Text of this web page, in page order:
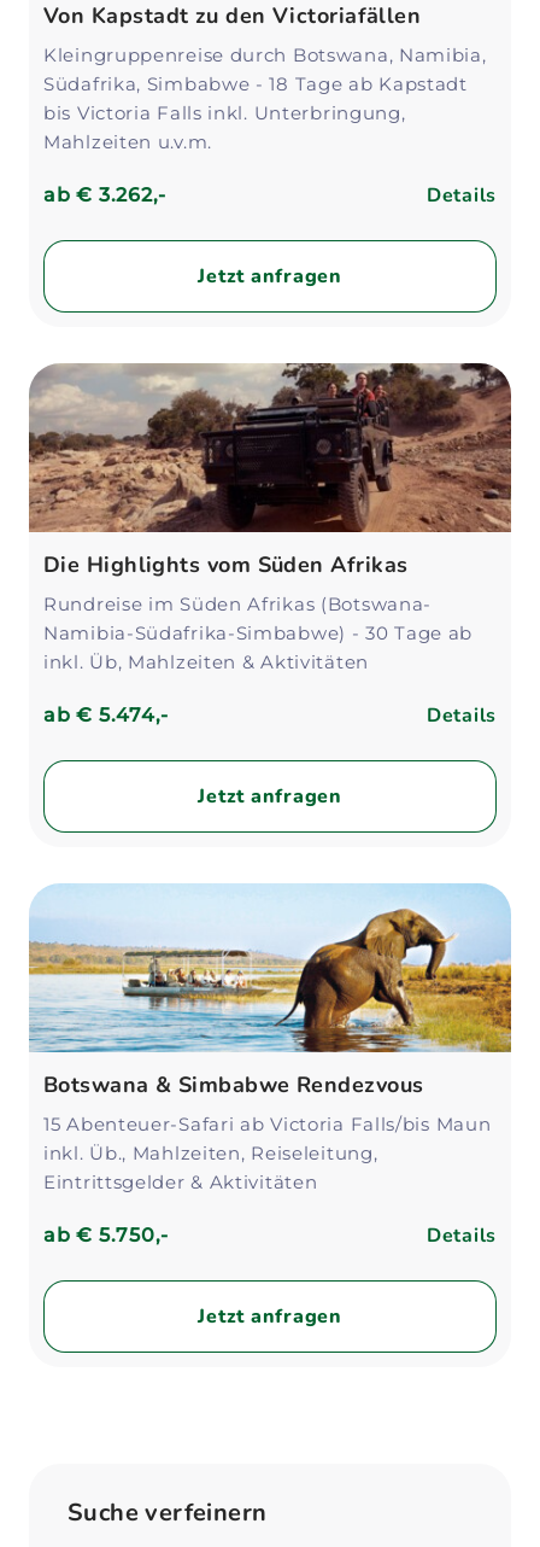
Von Kapstadt zu den Victoriafällen
Kleingruppenreise durch Botswana, Namibia,
Südafrika, Simbabwe - 18 Tage ab Kapstadt
bis Victoria Falls inkl. Unterbringung,
Mahlzeiten u.v.m.
ab€ 3.262,- Details
Jetzt anfragen
Die Highlights vom Süden Afrikas
Rundreise im Süden Afrikas (Botswana-
Namibia-Südafrika-Simbabwe) - 30 Tage ab
inkl. Üb, Mahlzeiten & Aktivitäten
ab€ 5.474,- Details
Jetzt anfragen
Botswana & Simbabwe Rendezvous
15 Abenteuer-Safari ab Victoria Falls/bis Maun
inkl. Üb., Mahlzeiten, Reiseleitung,
Eintrittsgelder & Aktivitäten
ab€ 5.750,- Details
Jetzt anfragen
Suche verfeinern